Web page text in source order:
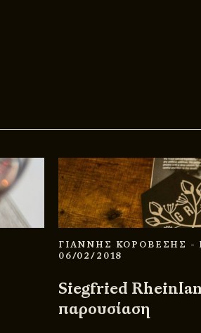
ΓΙΑΝΝΗΣ ΚΟΡΟΒΕΣΗΣ -
06/02/2018
Siegfried
παρουσίαση